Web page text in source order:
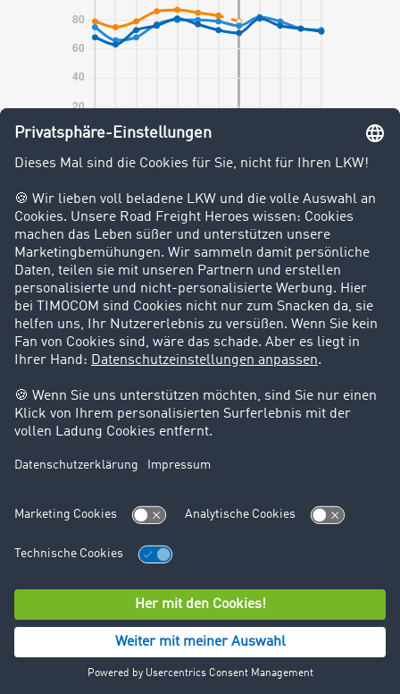
Pressekontakt
Unternehmenskommunikation
Timocom Platz 1
DE-40699